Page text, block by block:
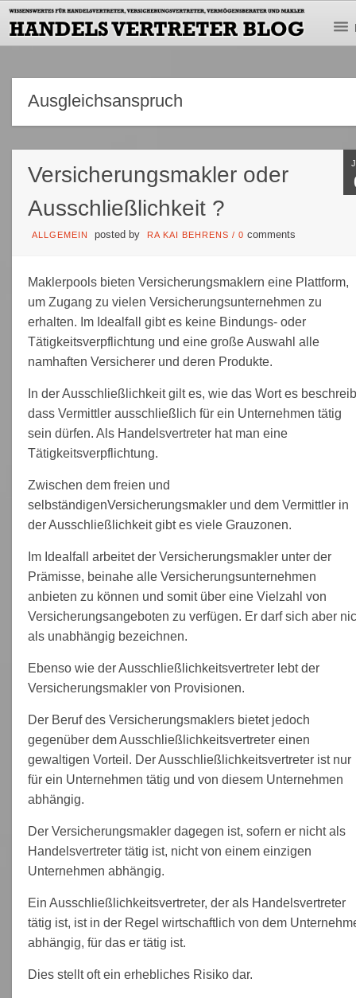
Ausgleichsanspruch
Versicherungsmakler oder
Ausschließlichkeit ?
ALLGEMEIN posted by RA KAI BEHRENS / 0 comments
Maklerpools bieten Versicherungsmaklern eine Plattform,
um Zugang zu vielen Versicherungsunternehmen zu
erhalten. Im Idealfall gibt es keine Bindungs- oder
Tätigkeitsverpflichtung und eine große Auswahl alle
namhaften Versicherer und deren Produkte.
In der Ausschließlichkeit gilt es, wie das Wort es
dass Vermittler ausschließlich für ein Unternehmen tätig
sein dürfen. Als Handelsvertreter hat man eine
Tätigkeitsverpflichtung.
Zwischen dem freien und
selbständigenVersicherungsmakler und dem Vermittler in
der Ausschließlichkeit gibt es viele Grauzonen.
Im Idealfall arbeitet der Versicherungsmakler unter der
Prämisse, beinahe alle Versicherungsunternehmen
anbieten zu können und somit über eine Vielzahl von
Versicherungsangeboten zu verfügen. Er darf sich aber
als unabhängig bezeichnen.
Ebenso wie der Ausschließlichkeitsvertreter lebt der
Versicherungsmakler von Provisionen.
Der Beruf des Versicherungsmaklers bietet jedoch
gegenüber dem Ausschließlichkeitsvertreter einen
gewaltigen Vorteil. Der Ausschließlichkeitsvertreter ist nur
für ein Unternehmen tätig und von diesem Unternehmen
abhängig.
Der Versicherungsmakler dagegen ist, sofern er nicht als
Handelsvertreter tätig ist, nicht von einem einzigen
Unternehmen abhängig.
Ein Ausschließlichkeitsvertreter, der als Handelsvertreter
tätig ist, ist in der Regel wirtschaftlich von dem
abhängig, für das er tätig ist.
Dies stellt oft ein erhebliches Risiko dar.